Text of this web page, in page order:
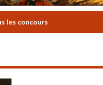
les concours